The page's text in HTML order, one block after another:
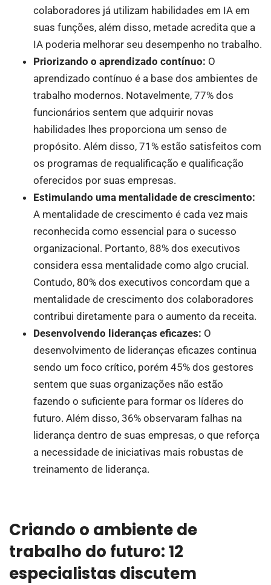
colaboradores já utilizam habilidades em IA em
suas funções, além disso, metade acredita que a
IA poderia melhorar seu desempenho no trabalho.
Priorizando o aprendizado contínuo: O
aprendizado contínuo é a base dos ambientes de
trabalho modernos. Notavelmente, 77% dos
funcionários sentem que adquirir novas
habilidades lhes proporciona um senso de
propósito. Além disso, 71% estão satisfeitos com
os programas de requalificação e qualificação
oferecidos por suas empresas.
Estimulando uma mentalidade de crescimento:
A mentalidade de crescimento é cada vez mais
reconhecida como essencial para o sucesso
organizacional. Portanto, 88% dos executivos
considera essa mentalidade como algo crucial.
Contudo, 80% dos executivos concordam que a
mentalidade de crescimento dos colaboradores
contribui diretamente para o aumento da receita.
Desenvolvendo lideranças eficazes: O
desenvolvimento de lideranças eficazes continua
sendo um foco crítico, porém 45% dos gestores
sentem que suas organizações não estão
fazendo o suficiente para formar os líderes do
futuro. Além disso, 36% observaram falhas na
liderança dentro de suas empresas, o que reforça
a necessidade de iniciativas mais robustas de
treinamento de liderança.
Criando o ambiente de
trabalho do futuro: 12
especialistas discutem